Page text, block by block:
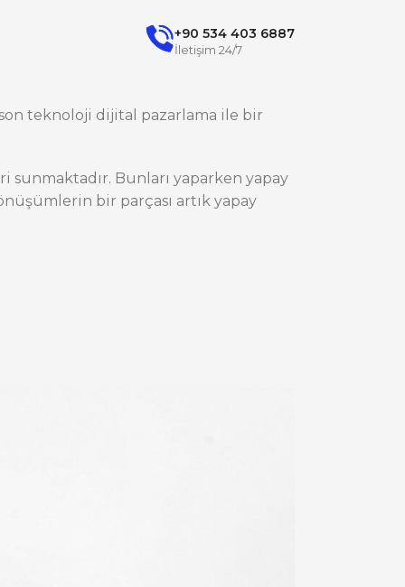
+90 534 403 6887
İletişim 24/7
teknoloji dijital pazarlama ile bir
Bunları yaparken yapay
bir parçası artık yapay